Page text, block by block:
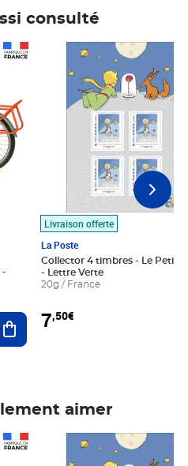
consulté
Ajouter au panier
Livraison offerte
La Poste
Collector 4 timbres - Le Petit
- Lettre Verte
20g / France
7,50€
Prix 7,50€
aimer
Prix 7,50€